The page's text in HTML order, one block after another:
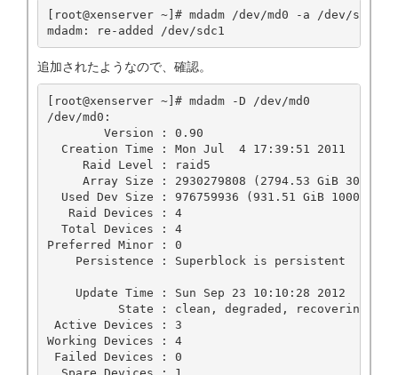
[root@xenserver ~]# mdadm /dev/md0 -a /dev/sdc1
追加されたようなので、確認。
[root@xenserver ~]# mdadm -D /dev/md0
/dev/md0:
        Version : 0.90
  Creation Time : Mon Jul  4 17:39:51 2011
     Raid Level : raid5
Array Size : 2930279808 (2794.53 GiB 3000.61
Used Dev Size : 976759936 (931.51 GiB 1000.20
   Raid Devices : 4
  Total Devices : 4
Preferred Minor : 0
    Persistence : Superblock is persistent
    Update Time : Sun Sep 23 10:10:28 2012
          State : clean, degraded, recovering
Active Devices : 3
Working Devices : 4
Failed Devices : 0
  Spare Devices : 1